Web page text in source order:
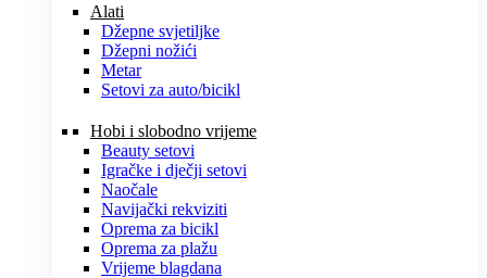
Alati
Džepne svjetiljke
Džepni nožići
Metar
Setovi za auto/bicikl
Hobi i slobodno vrijeme
Beauty setovi
Igračke i dječji setovi
Naočale
Navijački rekviziti
Oprema za bicikl
Oprema za plažu
Vrijeme blagdana